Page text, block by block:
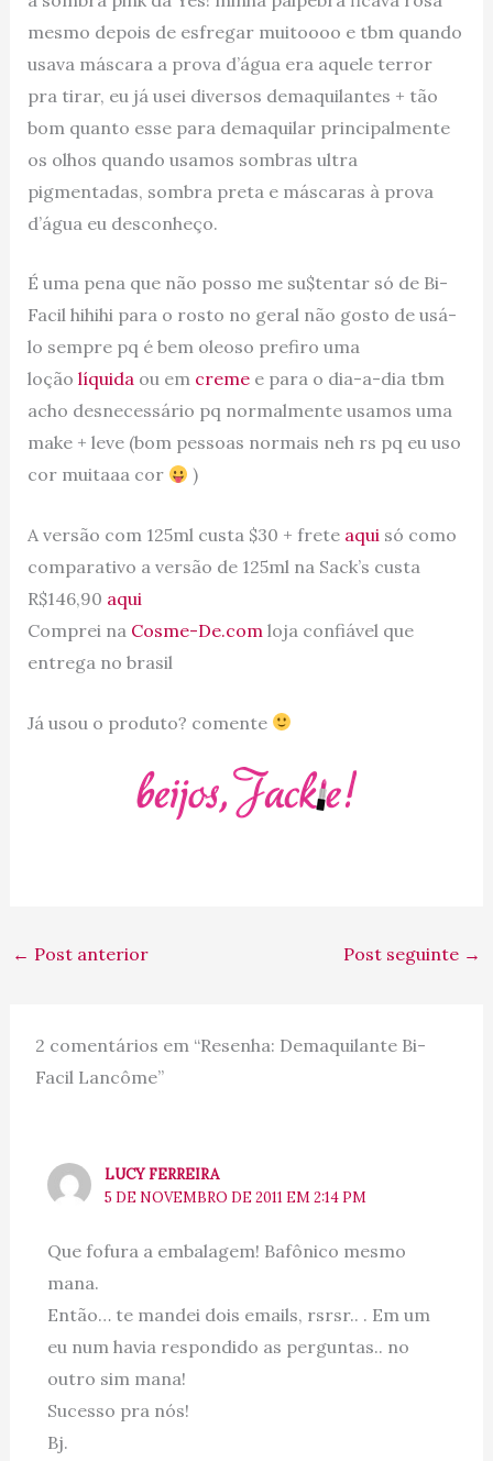
mesmo depois de esfregar muitoooo e tbm quando
usava máscara a prova d’água era aquele terror
pra tirar, eu já usei diversos demaquilantes + tão
bom quanto esse para demaquilar principalmente
os olhos quando usamos sombras ultra
pigmentadas, sombra preta e máscaras à prova
d’água eu desconheço.
É uma pena que não posso me su$tentar só de Bi-
Facil hihihi para o rosto no geral não gosto de usá-
lo sempre pq é bem oleoso prefiro uma
loção líquidaou em cremee para o dia-a-dia tbm
acho desnecessário pq normalmente usamos uma
make + leve (bom pessoas normais neh rs pq eu uso
cor muitaaa cor
)
A versão com 125ml custa $30 + frete aquisó como
comparativo a versão de 125ml na Sack’s custa
R$146,90 aqui
Comprei na Cosme-De.comloja confiável que
entrega no brasil
Já usou o produto? comente
← Post anterior Post seguinte →
2 comentários em “Resenha: Demaquilante Bi-
Facil Lancôme”
LUCY FERREIRA
5 DE NOVEMBRO DE 2011 EM 2:14 PM
Que fofura a embalagem! Bafônico mesmo
mana.
Então… te mandei dois emails, rsrsr.. . Em um
eu num havia respondido as perguntas.. no
outro sim mana!
Sucesso pra nós!
Bj.